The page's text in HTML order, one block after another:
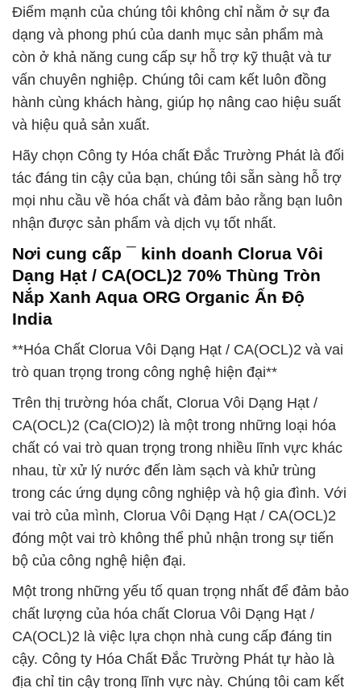
Điểm mạnh của chúng tôi không chỉ nằm ở sự đa
dạng và phong phú của danh mục sản phẩm mà
còn ở khả năng cung cấp sự hỗ trợ kỹ thuật và tư
vấn chuyên nghiệp. Chúng tôi cam kết luôn đồng
hành cùng khách hàng, giúp họ nâng cao hiệu suất
và hiệu quả sản xuất.
Hãy chọn Công ty Hóa chất Đắc Trường Phát là đối
tác đáng tin cậy của bạn, chúng tôi sẵn sàng hỗ trợ
mọi nhu cầu về hóa chất và đảm bảo rằng bạn luôn
nhận được sản phẩm và dịch vụ tốt nhất.
Nơi cung cấp ¯ kinh doanh Clorua Vôi
Dạng Hạt / CA(OCL)2 70% Thùng Tròn
Nắp Xanh Aqua ORG Organic Ấn Độ
India
**Hóa Chất Clorua Vôi Dạng Hạt / CA(OCL)2 và vai
trò quan trọng trong công nghệ hiện đại**
Trên thị trường hóa chất, Clorua Vôi Dạng Hạt /
CA(OCL)2 (Ca(ClO)2) là một trong những loại hóa
chất có vai trò quan trọng trong nhiều lĩnh vực khác
nhau, từ xử lý nước đến làm sạch và khử trùng
trong các ứng dụng công nghiệp và hộ gia đình. Với
vai trò của mình, Clorua Vôi Dạng Hạt / CA(OCL)2
đóng một vai trò không thể phủ nhận trong sự tiến
bộ của công nghệ hiện đại.
Một trong những yếu tố quan trọng nhất để đảm bảo
chất lượng của hóa chất Clorua Vôi Dạng Hạt /
CA(OCL)2 là việc lựa chọn nhà cung cấp đáng tin
cậy. Công ty Hóa Chất Đắc Trường Phát tự hào là
địa chỉ tin cậy trong lĩnh vực này. Chúng tôi cam kết